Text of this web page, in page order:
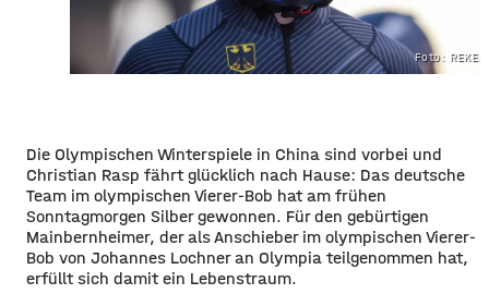
Foto:
Die Olympischen Winterspiele in China sind vorbei und
Christian Rasp fährt glücklich nach Hause: Das deutsche
Team im olympischen Vierer-Bob hat am frühen
Sonntagmorgen Silber gewonnen. Für den gebürtigen
Mainbernheimer, der als Anschieber im olympischen Vierer-
Bob von Johannes Lochner an Olympia teilgenommen hat,
erfüllt sich damit ein Lebenstraum.